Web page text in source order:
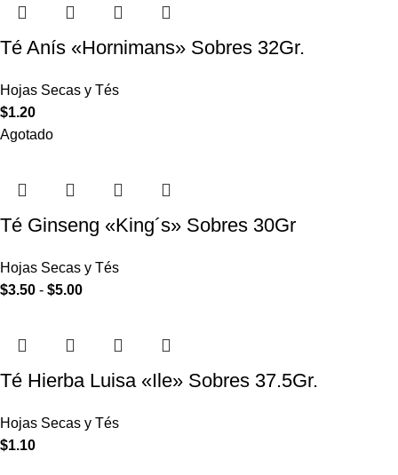
Té Anís «Hornimans» Sobres 32Gr.
Hojas Secas y Tés
$1.20
Agotado
Té Ginseng «King´s» Sobres 30Gr
Hojas Secas y Tés
$3.50 - $5.00
Té Hierba Luisa «Ile» Sobres 37.5Gr.
Hojas Secas y Tés
$1.10